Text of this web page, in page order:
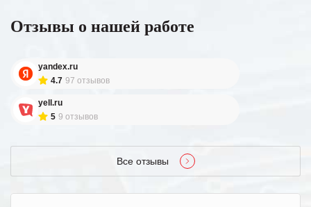
Отзывы о нашей работе
yandex.ru
4.7 97 отзывов
yell.ru
5 9 отзывов
Все отзывы